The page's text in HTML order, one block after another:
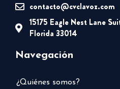
contacto@cvclavoz.com
15175 Eagle Nest Lane
Florida 33014
Navegación
¿Quiénes somos?